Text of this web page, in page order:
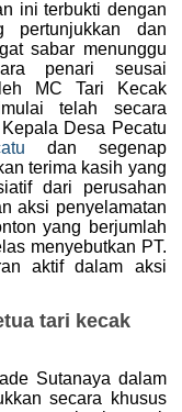
ini terbukti dengan
pertunjukkan dan
sabar menunggu
penari seusai
MC Tari Kecak
telah secara
Desa Pecatu
dan segenap
terima kasih yang
dari perusahan
aksi penyelamatan
yang berjumlah
menyebutkan PT.
aktif dalam aksi
tari kecak
Sutanaya dalam
secara khusus